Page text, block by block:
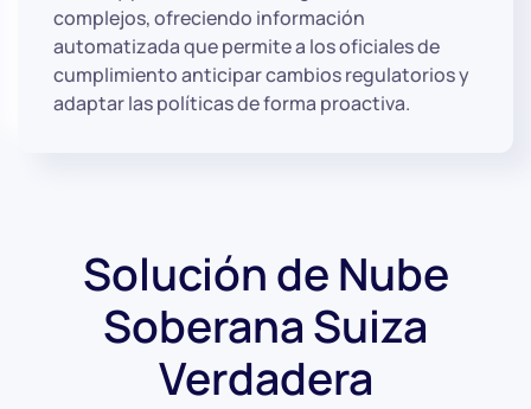
complejos, ofreciendo información
automatizada que permite a los oficiales de
cumplimiento anticipar cambios regulatorios y
adaptar las políticas de forma proactiva.
Solución de Nube
Soberana Suiza
Verdadera